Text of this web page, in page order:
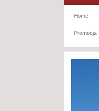
Home
Promocja